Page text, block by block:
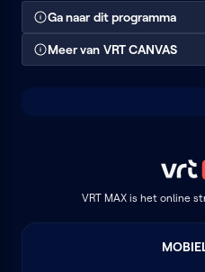
Ga naar dit programma
Meer van VRT CANVAS
VRT MAX is het online